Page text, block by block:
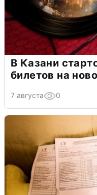
В Казани
билетов на
7 августа 0